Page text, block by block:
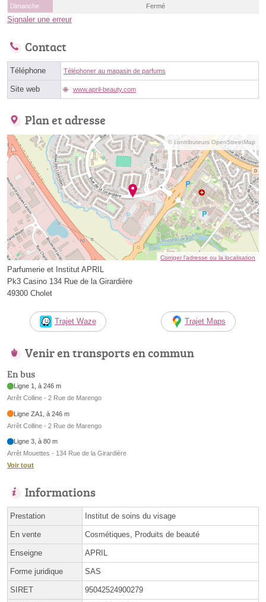
Dimanche
Fermé
Signaler une erreur
Contact
Téléphone Téléphoner au magasin de parfums
Site web www.april-beauty.com
Plan et adresse
© contributeurs OpenStreetMap
Corriger l’adresse ou la localisation
Parfumerie et Institut APRIL
Pk3 Casino 134 Rue de la Girardière
49300 Cholet
Trajet Waze Trajet Maps
Venir en transports en commun
En bus
Ligne 1, à 246 m
Arrêt Colline - 2 Rue de Marengo
Ligne ZA1, à 246 m
Arrêt Colline - 2 Rue de Marengo
Ligne 3, à 80 m
Arrêt Mouettes - 134 Rue de la Girardière
Voir tout
Informations
Prestation Institut de soins du visage
En vente Cosmétiques, Produits de beauté
Enseigne APRIL
Forme juridique SAS
SIRET 95042524900279